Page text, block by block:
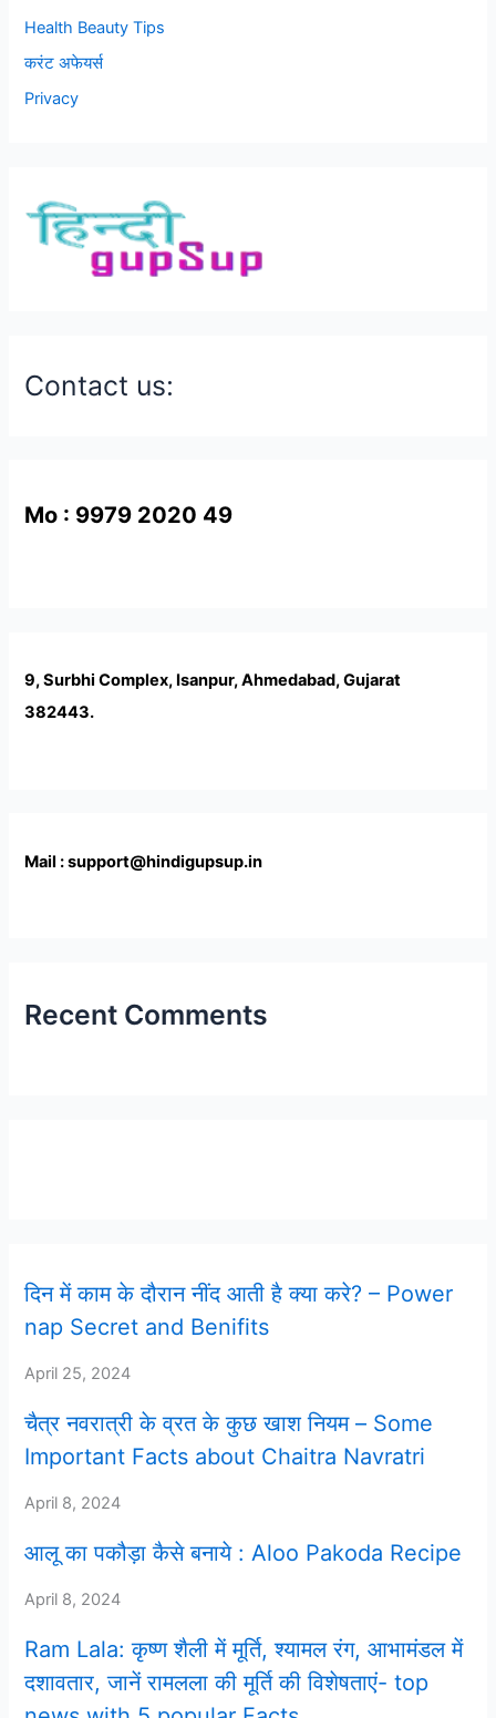
Health Beauty Tips
करंट अफेयर्स
Privacy
Contact us:
Mo : 9979 2020 49
9, Surbhi Complex, Isanpur, Ahmedabad, Gujarat
382443.
Mail : support@hindigupsup.in
Recent Comments
दिन में काम के दौरान नींद आती है क्या करे? – Power
nap Secret and Benifits
April 25, 2024
चैत्र नवरात्री के व्रत के कुछ खाश नियम – Some
Important Facts about Chaitra Navratri
April 8, 2024
आलू का पकौड़ा कैसे बनाये : Aloo Pakoda Recipe
April 8, 2024
Ram Lala: कृष्ण शैली में मूर्ति, श्यामल रंग, आभामंडल में
दशावतार, जानें रामलला की मूर्ति की विशेषताएं- top